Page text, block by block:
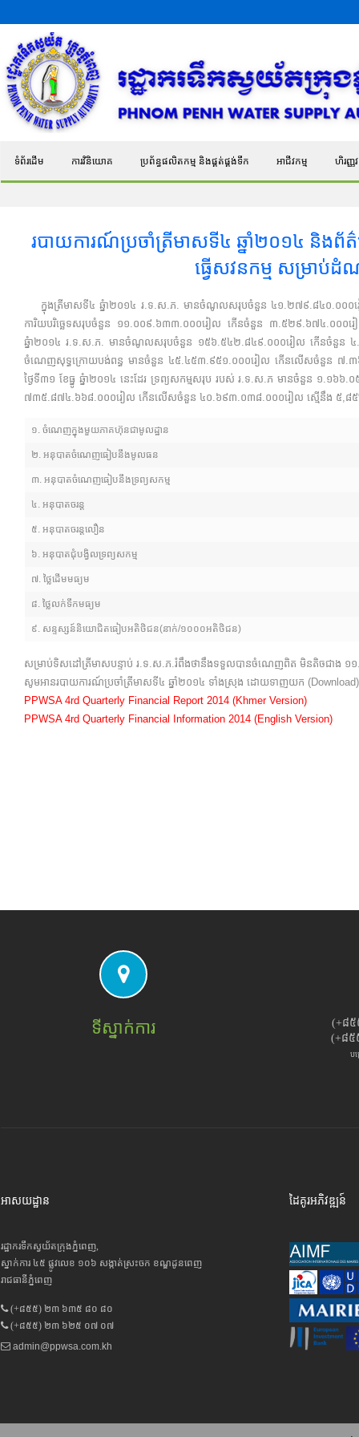
ទំព័រដើម ការវិនិយោគ ប្រព័ន្ធផលិតកម្ម និងផ្គត់ផ្គង់ទឹក អាជីវកម្ម ហិរញ្ញវ
រ​បាយការណ៍​ប្រចាំ​ត្រី​មាសទី៤ ឆ្នាំ២០១៤ និង​ព័ត៌​ម
ធ្វើ​សវ​នកម្ម ​សម្រាប់​ដំ
ក្នុងត្រីមាសទី៤ ឆ្នំា២០១៤ រ.ទ.ស.ភ. មានចំណូលសរុបចំនួន ៤១.២៧៩.៨៤០.០០០
ការិយបរិច្ឆេទសរុបចំនួន ១១.០០៩.៦៣៣.០០០រៀល កើនចំនួន ៣.៥២៩.៦៧៤.០០០រ
ឆ្នំា២០១៤ រ.ទ.ស.ភ. មានចំណូលសរុបចំនួន ១៥៦.៥៤២.៨៤៩.០០០រៀល កើនចំនួន ៤.
ចំណេញសុទ្ធក្រោយបង់ពន្ធ មានចំនួន ៤៥.៤៥៣.៩៥១.០០០រៀល កើនលើសចំនួន ៧.៣៦
ថ្ងៃទី៣១ ខែធ្នូ ឆ្នំា២០១៤ នេះដែរ ទ្រព្យសកម្មសរុប របស់ រ.ទ.ស.ភ មានចំនួន
៧៣៥.៨៧៤.៦៦៨.០០០រៀល កើនលើសចំនួន ៤០.៦៩៣.០៣៨.០០០រៀល ស្មើនឹង ៥,៨៥
១. ចំណេញក្នុងមួយភាគហ៊ុនជាមូលដ្ឋាន
២. អនុបាតចំណេញធៀបនឹងមូលធន
៣.​ អនុបាតចំណេញធៀបនឹងទ្រព្យសកម្ម
៤. អនុបាតចរន្ត
៥.​ អនុបាតចរន្តលឿន
៦.​ អនុបាតជុំបង្វិលទ្រព្យសកម្ម
៧. ថ្លៃដើមមធ្យម
៨. ថ្លៃលក់ទឹកមធ្យម
៩. សន្ទស្សន៍និយោជិតធៀបអតិថិជន(នាក់/១០០០អតិថិជន)
សម្រាប់ទិសដៅត្រីមាសបន្ទាប់ រ.ទ.ស.ភ.រំពឹងថានឹងទទួលបានចំណេញពិត មិនតិចជាង ១
សូមអានរបាយការណ៍ប្រចាំត្រីមាសទី៤ ឆ្នាំ២០១៤ ទាំងស្រុង ដោយទាញយក (Download)
PPWSA 4rd Quarterly Financial Report 2014 (Khmer Version)
PPWSA 4rd Quarterly Financial Information 2014 (English Version)
ទីស្នាក់ការ
(+៨
(+៨
ប
អាសយដ្ឋាន
រដ្ឋាករទឹកស្វយ័តក្រុងភ្នំពេញ,
ស្នាក់ការ ៤៥ ផ្លូវលេខ ១០៦ សង្កាត់ស្រះចក ខណ្ឌដូនពេញ
រាជធានីភ្នំពេញ
(+៨៥៥) ២៣ ៦៣៥ ៨០ ៨០
(+៨៥៥) ២៣ ៦២៥ ០៧ ០៧
admin@ppwsa.com.kh
ដៃគូរអភិវឌ្ឍន៍